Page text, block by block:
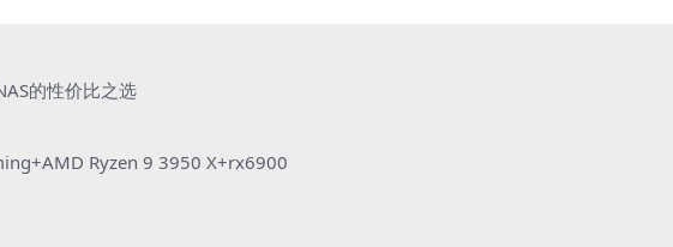
的性价比之选
Ryzen 9 3950 X+rx6900